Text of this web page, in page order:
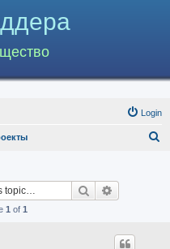
Login
Search
1 of 1